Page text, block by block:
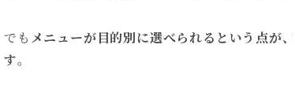
でも メニューが目的別に選べられるという点が
す。